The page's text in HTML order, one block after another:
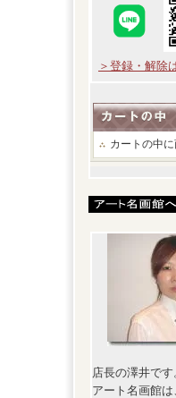
＞登録・解除
カートの中
店長の澤井です
アート名画館は